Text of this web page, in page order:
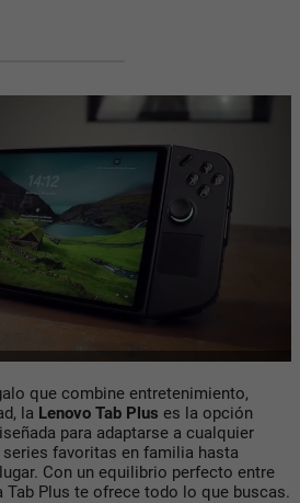
que combine entretenimiento,
la Lenovo Tab Plus es la opción
para adaptarse a cualquier
favoritas en familia hasta
Con un equilibrio perfecto entre
Tab Plus te ofrece todo lo que buscas.